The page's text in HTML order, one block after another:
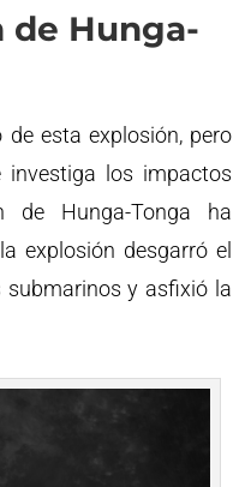
de Hunga-
esta explosión, pero
los impactos
de Hunga-Tonga ha
explosión desgarró el
submarinos y asfixió la